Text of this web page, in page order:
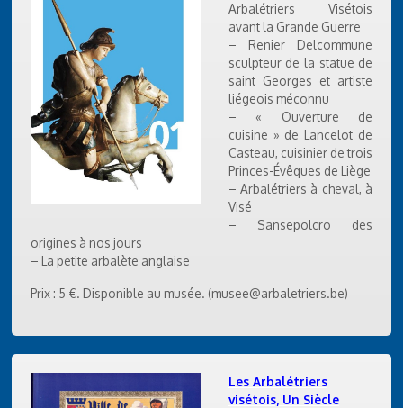
Arbalétriers Visétois
avant la Grande Guerre
– Renier Delcommune
sculpteur de la statue de
saint Georges et artiste
liégeois méconnu
– « Ouverture de
cuisine » de Lancelot de
Casteau, cuisinier de trois
Princes-Évêques de Liège
– Arbalétriers à cheval, à
Visé
– Sansepolcro des
origines à nos jours
– La petite arbalète anglaise
Prix : 5 €. Disponible au musée. (musee@arbaletriers.be)
Les Arbalétriers
visétois, Un Siècle